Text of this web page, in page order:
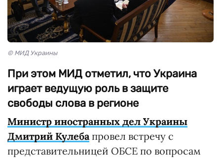
© МИД Украины
При этом МИД отметил, что Украина
играет ведущую роль в защите
свободы слова в регионе
Министр иностранных дел Украины
Дмитрий Кулебапровел встречу с
представительницей ОБСЕ по вопросам